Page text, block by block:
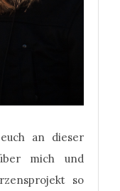
an dieser
mich und
so